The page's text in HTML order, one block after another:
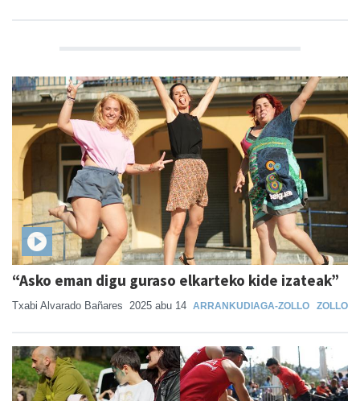
“Asko eman digu guraso elkarteko kide izateak”
Txabi Alvarado Bañares 2025 abu 14 ARRANKUDIAGA-ZOLLO ZOLLO